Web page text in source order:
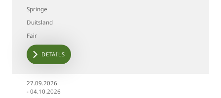
Springe
Duitsland
Fair
DETAILS
27.09.2026
- 04.10.2026